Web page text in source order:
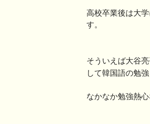
高校卒業後は大
す。
そういえば大谷
して韓国語の勉
なかなか勉強熱